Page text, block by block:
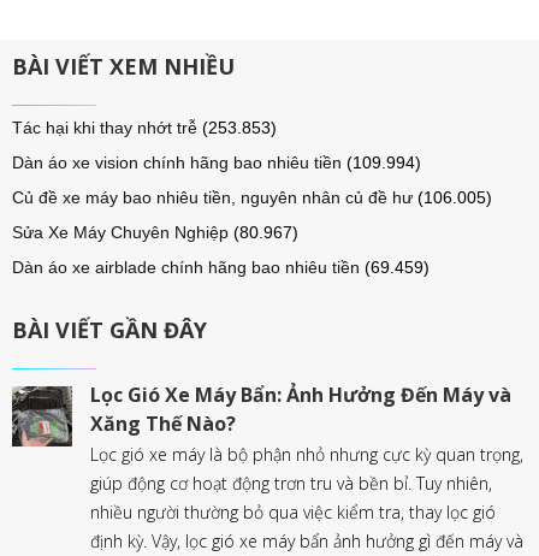
BÀI VIẾT XEM NHIỀU
Tác hại khi thay nhớt trễ (253.853)
Dàn áo xe vision chính hãng bao nhiêu tiền (109.994)
Củ đề xe máy bao nhiêu tiền, nguyên nhân củ đề hư (106.005)
Sửa Xe Máy Chuyên Nghiệp (80.967)
Dàn áo xe airblade chính hãng bao nhiêu tiền (69.459)
BÀI VIẾT GẦN ĐÂY
Lọc Gió Xe Máy Bẩn: Ảnh Hưởng Đến Máy và
Xăng Thế Nào?
Lọc gió xe máy là bộ phận nhỏ nhưng cực kỳ quan trọng,
giúp động cơ hoạt động trơn tru và bền bỉ. Tuy nhiên,
nhiều người thường bỏ qua việc kiểm tra, thay lọc gió
định kỳ. Vậy, lọc gió xe máy bẩn ảnh hưởng gì đến máy và